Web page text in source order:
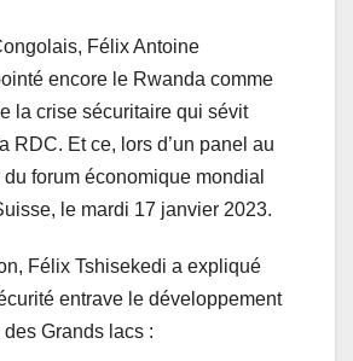
Félix Antoine
encore le Rwanda comme
la crise sécuritaire qui sévit
RDC. Et ce, lors d’un panel au
forum économique mondial
le mardi 17 janvier 2023.
Félix Tshisekedi a expliqué
entrave le développement
Grands lacs :